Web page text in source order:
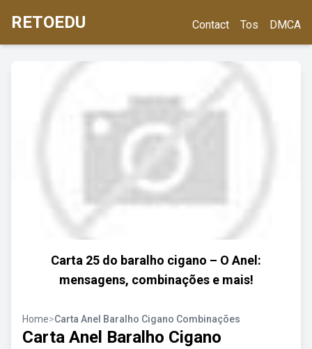
RETOEDU Contact Tos DMCA
Carta 25 do baralho cigano – O Anel:
mensagens, combinações e mais!
Home>Carta Anel Baralho Cigano Combinações
Carta Anel Baralho Cigano